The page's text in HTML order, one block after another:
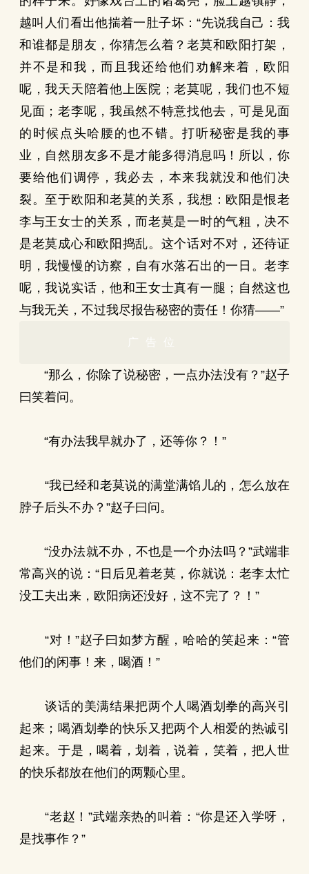
越叫人们看出他揣着一肚子坏：“先说我自己：我
和谁都是朋友，你猜怎么着？老莫和欧阳打架，
并不是和我，而且我还给他们劝解来着，欧阳
呢，我天天陪着他上医院；老莫呢，我们也不短
见面；老李呢，我虽然不特意找他去，可是见面
的时候点头哈腰的也不错。打听秘密是我的事
业，自然朋友多不是才能多得消息吗！所以，你
要给他们调停，我必去，本来我就没和他们决
裂。至于欧阳和老莫的关系，我想：欧阳是恨老
李与王女士的关系，而老莫是一时的气粗，决不
是老莫成心和欧阳捣乱。这个话对不对，还待证
明，我慢慢的访察，自有水落石出的一日。老李
呢，我说实话，他和王女士真有一腿；自然这也
与我无关，不过我尽报告秘密的责任！你猜——”
广告位
“那么，你除了说秘密，一点办法没有？”赵子
曰笑着问。
“有办法我早就办了，还等你？！”
“我已经和老莫说的满堂满馅儿的，怎么放在
脖子后头不办？”赵子曰问。
“没办法就不办，不也是一个办法吗？”武端非
常高兴的说：“日后见着老莫，你就说：老李太忙
没工夫出来，欧阳病还没好，这不完了？！”
“对！”赵子曰如梦方醒，哈哈的笑起来：“管
他们的闲事！来，喝酒！”
谈话的美满结果把两个人喝酒划拳的高兴引
起来；喝酒划拳的快乐又把两个人相爱的热诚引
起来。于是，喝着，划着，说着，笑着，把人世
的快乐都放在他们的两颗心里。
“老赵！”武端亲热的叫着：“你是还入学呀，
是找事作？”